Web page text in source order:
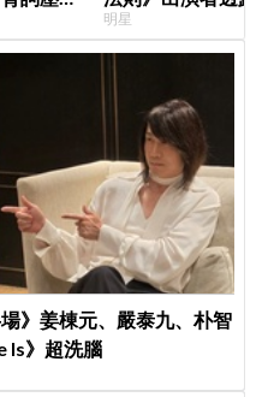
患者順利完成治療
明星
》姜棟元、嚴泰九、朴智
Is》超洗腦